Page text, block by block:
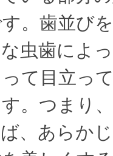
。歯並び
虫歯によ
て目立っ
。つまり
、あらか